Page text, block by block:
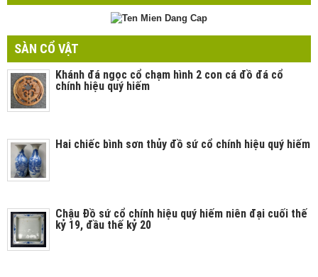
SÀN CỔ VẬT
Khánh đá ngọc cổ chạm hình 2 con cá đồ đá cổ
chính hiệu quý hiếm
Hai chiếc bình sơn thủy đồ sứ cổ chính hiệu quý hiếm
Chậu Đồ sứ cổ chính hiệu quý hiếm niên đại cuối thế
kỷ 19, đầu thế kỷ 20